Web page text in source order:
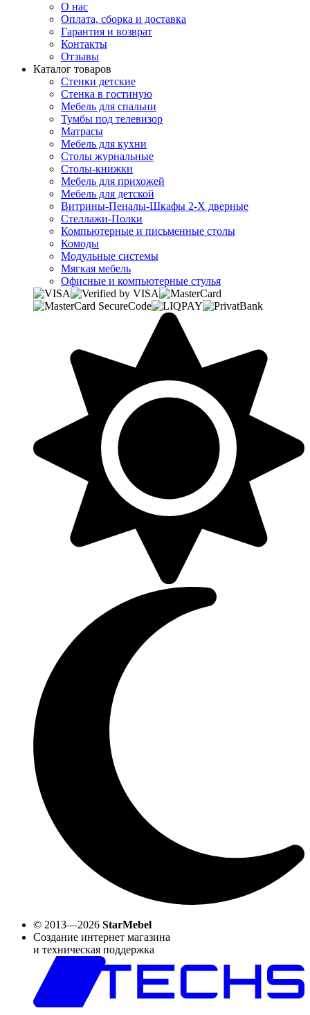
О нас
Оплата, сборка и доставка
Гарантия и возврат
Контакты
Отзывы
Каталог товаров
Стенки детские
Стенка в гостиную
Мебель для спальни
Тумбы под телевизор
Матрасы
Мебель для кухни
Столы журнальные
Столы-книжки
Мебель для прихожей
Мебель для детской
Витрины-Пеналы-Шкафы 2-Х дверные
Стеллажи-Полки
Компьютерные и письменные столы
Комоды
Модульные системы
Мягкая мебель
Офисные и компьютерные стулья
© 2013—2026 StarMebel
Создание интернет магазина
и техническая поддержка